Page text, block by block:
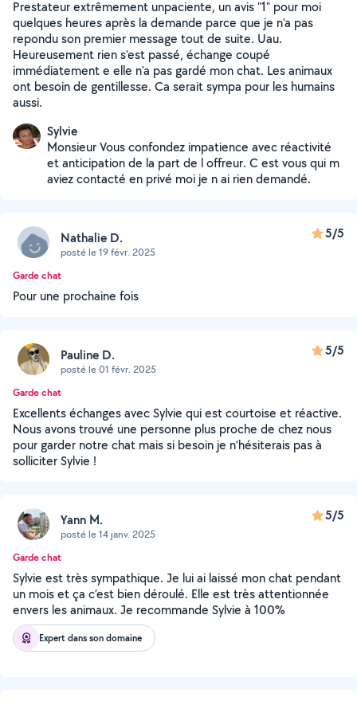
Prestateur extrêmement unpaciente, un avis "1" pour moi
quelques heures après la demande parce que je n'a pas
repondu son premier message tout de suite. Uau.
Heureusement rien s'est passé, échange coupé
immédiatement e elle n'a pas gardé mon chat. Les animaux
ont besoin de gentillesse. Ca serait sympa pour les humains
aussi.
Sylvie
Monsieur Vous confondez impatience avec réactivité
et anticipation de la part de l offreur. C est vous qui m
aviez contacté en privé moi je n ai rien demandé.
Nathalie D.
posté le 19 févr. 2025
5/5
Garde chat
Pour une prochaine fois
Pauline D.
posté le 01 févr. 2025
5/5
Garde chat
Excellents échanges avec Sylvie qui est courtoise et réactive.
Nous avons trouvé une personne plus proche de chez nous
pour garder notre chat mais si besoin je n’hésiterais pas à
solliciter Sylvie !
Yann M.
posté le 14 janv. 2025
5/5
Garde chat
Sylvie est très sympathique. Je lui ai laissé mon chat pendant
un mois et ça c’est bien déroulé. Elle est très attentionnée
envers les animaux. Je recommande Sylvie à 100%
Expert dans son domaine